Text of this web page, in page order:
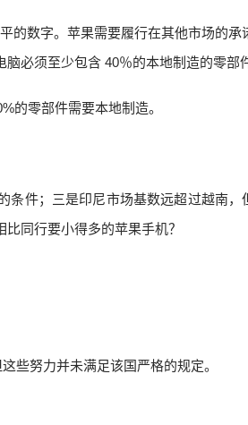
的数字。苹果需要履行在其他市场的承
必须至少包含 40％的本地制造的零部
的零部件需要本地制造。
条件；三是印尼市场基数远超过越南，
同行要小得多的苹果手机？
些努力并未满足该国严格的规定。